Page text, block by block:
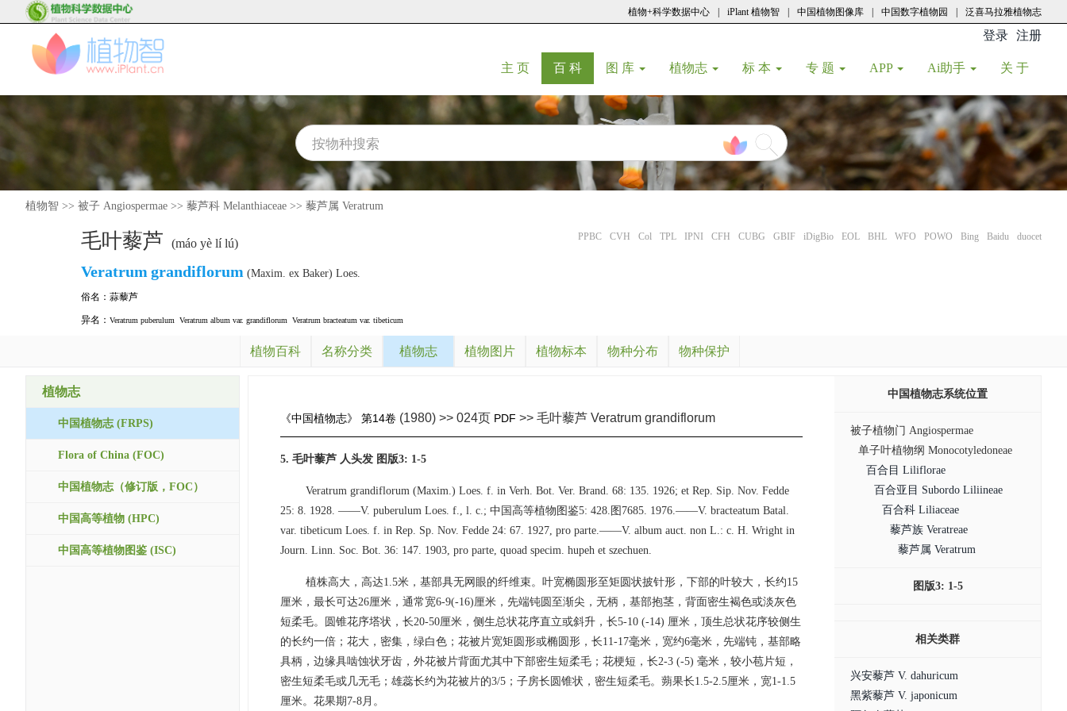
植物+科学数据中心 iPlant 植物智 中国植物图像库 中国数字植物园 泛喜马拉雅植物志
登录 注册
主 页(current)
百 科(current)
图 库 植物志 标 本 专 题 APP Ai助手 关 于
植物智 >> 被子 Angiospermae >> 藜芦科 Melanthiaceae >> 藜芦属 Veratrum
毛叶藜芦 (máo yè lí lú) PPBC CVH Col TPL IPNI CFH CUBG GBIF iDigBio EOL BHL WFO POWO Bing Baidu duocet
Veratrum grandiflorum (Maxim. ex Baker) Loes.
俗名： 蒜藜芦
异名： Veratrum puberulum Veratrum album var. grandiflorum Veratrum bracteatum var. tibeticum
植物百科 名称分类 植物志 植物图片 植物标本 物种分布 物种保护
植物志
中国植物志 (FRPS)
Flora of China (FOC)
中国植物志（修订版，FOC）
中国高等植物 (HPC)
中国高等植物图鉴 (ISC)
《中国植物志》 第14卷 (1980) >> 024页 PDF >> 毛叶藜芦 Veratrum grandiflorum
5. 毛叶藜芦 人头发 图版3: 1-5
Veratrum grandiflorum (Maxim.) Loes. f. in Verh. Bot. Ver. Brand. 68: 135. 1926; et Rep. Sip. Nov. Fedde
25: 8. 1928. ——V. puberulum Loes. f., l. c.; 中国高等植物图鉴5: 428.图7685. 1976.——V. bracteatum Batal.
var. tibeticum Loes. f. in Rep. Sp. Nov. Fedde 24: 67. 1927, pro parte.——V. album auct. non L.: c. H. Wright in
Journ. Linn. Soc. Bot. 36: 147. 1903, pro parte, quoad specim. hupeh et szechuen.
植株高大，高达1.5米，基部具无网眼的纤维束。叶宽椭圆形至矩圆状披针形，下部的叶较大，长约15
厘米，最长可达26厘米，通常宽6-9(-16)厘米，先端钝圆至渐尖，无柄，基部抱茎，背面密生褐色或淡灰色
短柔毛。圆锥花序塔状，长20-50厘米，侧生总状花序直立或斜升，长5-10 (-14) 厘米，顶生总状花序较侧生
的长约一倍；花大，密集，绿白色；花被片宽矩圆形或椭圆形，长11-17毫米，宽约6毫米，先端钝，基部略
具柄，边缘具啮蚀状牙齿，外花被片背面尤其中下部密生短柔毛；花梗短，长2-3 (-5) 毫米，较小苞片短，
密生短柔毛或几无毛；雄蕊长约为花被片的3/5；子房长圆锥状，密生短柔毛。蒴果长1.5-2.5厘米，宽1-1.5
厘米。花果期7-8月。
中国植物志系统位置
被子植物门 Angiospermae
单子叶植物纲 Monocotyledoneae
百合目 Liliflorae
百合亚目 Subordo Liliineae
百合科 Liliaceae
藜芦族 Veratreae
藜芦属 Veratrum
图版3: 1-5
相关类群
兴安藜芦 V. dahuricum
黑紫藜芦 V. japonicum